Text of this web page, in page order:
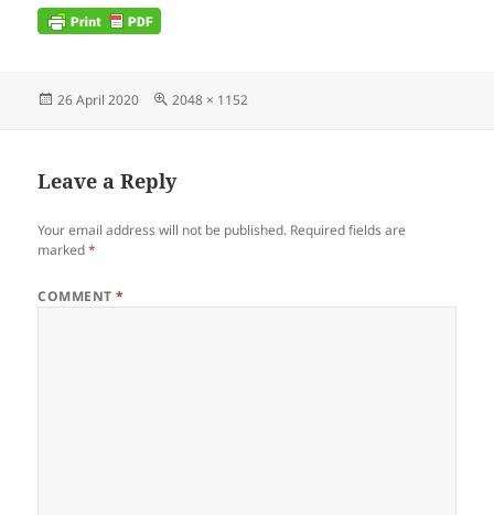
Posted
26 April 2020
Full
2048 × 1152
Leave a Reply
Your email address will not be published. Required fields are
marked*
COMMENT*